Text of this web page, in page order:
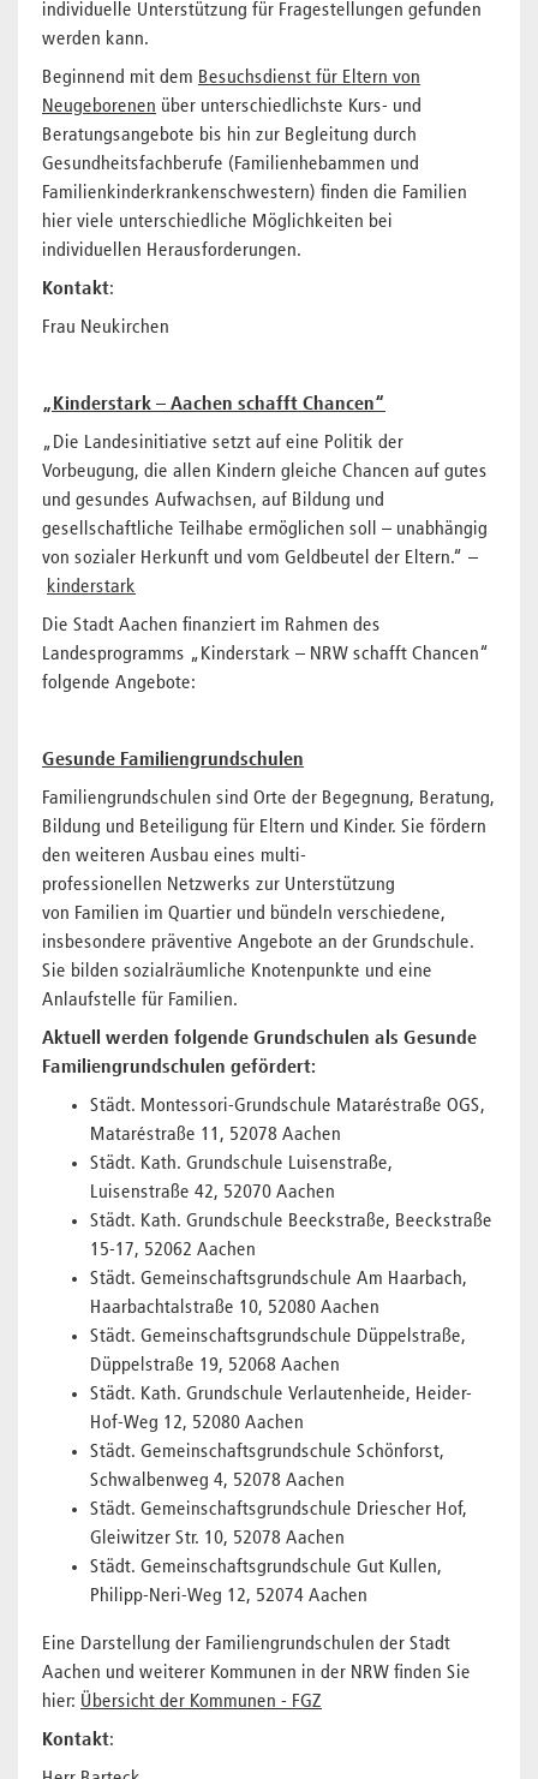
individuelle Unterstützung für Fragestellungen gefunden
werden kann.
Beginnend mit dem Besuchsdienst für Eltern von
Neugeborenen über unterschiedlichste Kurs- und
Beratungsangebote bis hin zur Begleitung durch
Gesundheitsfachberufe (Familienhebammen und
Familienkinderkrankenschwestern) finden die Familien
hier viele unterschiedliche Möglichkeiten bei
individuellen Herausforderungen.
Kontakt:
Frau Neukirchen
„Kinderstark – Aachen schafft Chancen“
„Die Landesinitiative setzt auf eine Politik der
Vorbeugung, die allen Kindern gleiche Chancen auf gutes
und gesundes Aufwachsen, auf Bildung und
gesellschaftliche Teilhabe ermöglichen soll – unabhängig
von sozialer Herkunft und vom Geldbeutel der Eltern.“ –
kinderstark
Die Stadt Aachen finanziert im Rahmen des
Landesprogramms „Kinderstark – NRW schafft Chancen“
folgende Angebote:
Gesunde Familiengrundschulen
Familiengrundschulen sind Orte der Begegnung, Beratung,
Bildung und Beteiligung für Eltern und Kinder. Sie fördern
den weiteren Ausbau eines multi-
professionellen Netzwerks zur Unterstützung
von Familien im Quartier und bündeln verschiedene,
insbesondere präventive Angebote an der Grundschule.
Sie bilden sozialräumliche Knotenpunkte und eine
Anlaufstelle für Familien.
Aktuell werden folgende Grundschulen als Gesunde
Familiengrundschulen gefördert:
Städt. Montessori-Grundschule Mataréstraße OGS,
Mataréstraße 11, 52078 Aachen
Städt. Kath. Grundschule Luisenstraße,
Luisenstraße 42, 52070 Aachen
Städt. Kath. Grundschule Beeckstraße, Beeckstraße
15-17, 52062 Aachen
Städt. Gemeinschaftsgrundschule Am Haarbach,
Haarbachtalstraße 10, 52080 Aachen
Städt. Gemeinschaftsgrundschule Düppelstraße,
Düppelstraße 19, 52068 Aachen
Städt. Kath. Grundschule Verlautenheide, Heider-
Hof-Weg 12, 52080 Aachen
Städt. Gemeinschaftsgrundschule Schönforst,
Schwalbenweg 4, 52078 Aachen
Städt. Gemeinschaftsgrundschule Driescher Hof,
Gleiwitzer Str. 10, 52078 Aachen
Städt. Gemeinschaftsgrundschule Gut Kullen,
Philipp-Neri-Weg 12, 52074 Aachen
Eine Darstellung der Familiengrundschulen der Stadt
Aachen und weiterer Kommunen in der NRW finden Sie
hier: Übersicht der Kommunen - FGZ
Kontakt: